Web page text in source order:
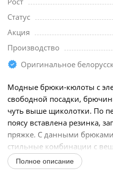
Статус
Акция
Производство
Оригинальное
Модные брюки-кюлоты с
свободной посадки,
чуть выше щиколотки. По
поясу вставлена резинка,
пряжке. С данными
стильные комбинации с
Полное описание